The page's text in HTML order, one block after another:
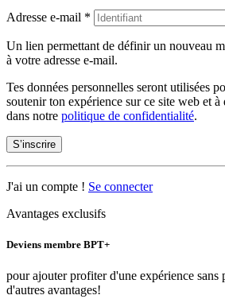
Adresse e-mail *
Un lien permettant de définir un nouveau
à votre adresse e-mail.
Tes données personnelles seront utilisées
soutenir ton expérience sur ce site web et à
dans notre politique de confidentialité.
S’inscrire
J'ai un compte ! Se connecter
Avantages exclusifs
Deviens membre BPT+
pour ajouter profiter d'une expérience sans
d'autres avantages!